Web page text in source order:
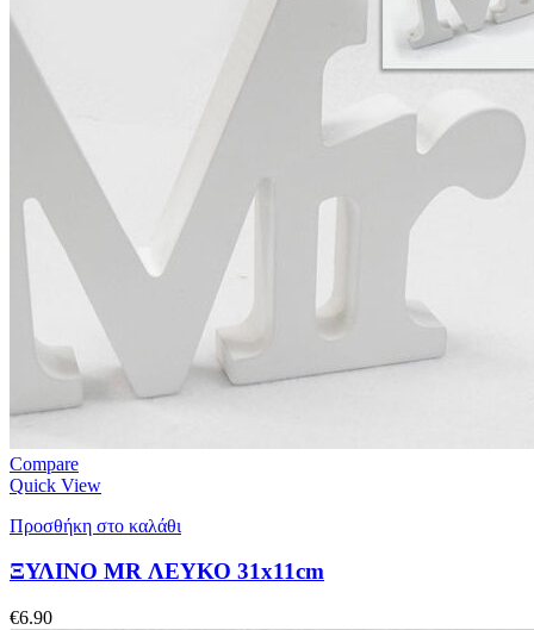
Compare
Quick View
Προσθήκη στο καλάθι
ΞΥΛΙΝΟ MR ΛΕΥΚΟ 31x11cm
€6.90